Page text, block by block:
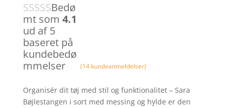
Bedø
mt som 4.1
ud af 5
baseret på
kundebedø
mmelser
(14kundeanmeldelser)
Organisér dit tøj med stil og funktionalitet – Sara
Bøjlestangen i sort med messing og hylde er den